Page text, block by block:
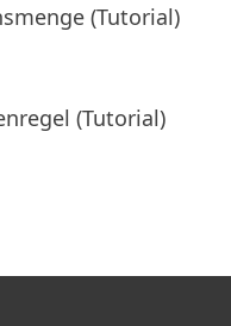
(Tutorial)
(Tutorial)